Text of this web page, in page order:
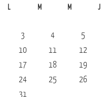
L
M M J
3
4 5
10
11 12
17
18 19
24
25 26
31